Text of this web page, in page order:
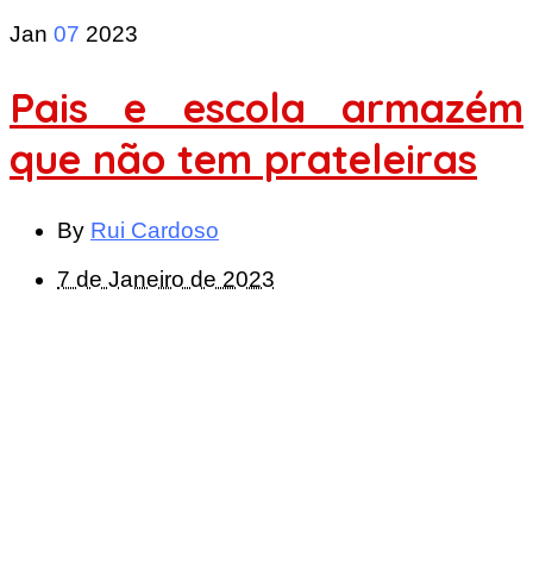
Jan 07 2023
Pais e escola armazém
que não tem prateleiras
By Rui Cardoso
7 de Janeiro de 2023